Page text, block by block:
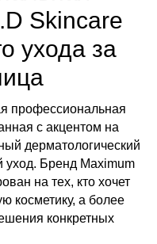
Skincare
ухода за
профессиональная
с акцентом на
дерматологический
Бренд Maximum
на тех, кто хочет
косметику, а более
конкретных